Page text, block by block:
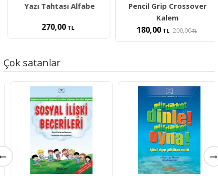
Yazı Tahtası Alfabe
270,00TL
Pencil Grip Crossover
Kalem
180,00TL 200,00TL
Çok satanlar